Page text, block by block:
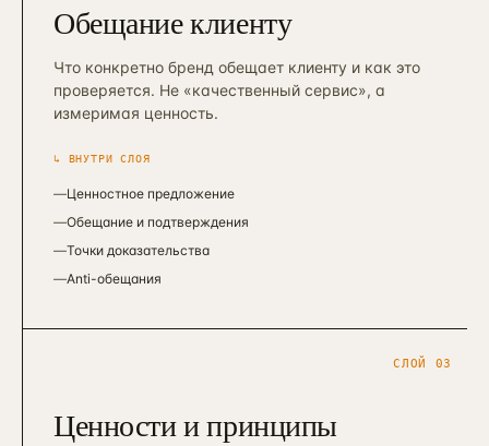
Обещание клиенту
Что конкретно бренд обещает клиенту и как это
проверяется. Не «качественный сервис», а
измеримая ценность.
↳ ВНУТРИ СЛОЯ
—Ценностное предложение
—Обещание и подтверждения
—Точки доказательства
—Anti-обещания
СЛОЙ 03
Ценности и принципы